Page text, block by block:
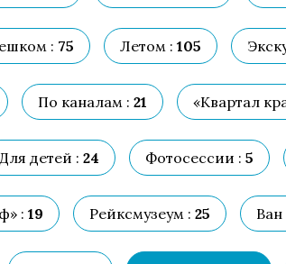
: 75 Летом : 105
По каналам : 21 «Квартал
Для детей : 24 Фотосессии : 5
: 19 Рейксмузеум : 25 Ван